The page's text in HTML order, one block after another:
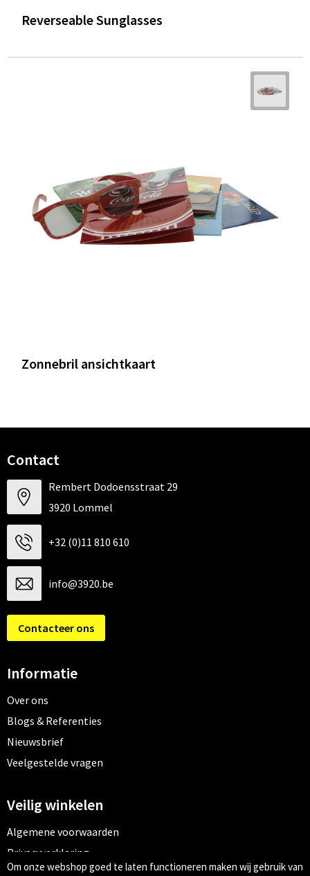
Reverseable Sunglasses
Zonnebril ansichtkaart
Contact
Rembert Dodoensstraat 29
3920 Lommel
+32 (0)11 810 610
info@3920.be
Contacteer ons
Informatie
Over ons
Blogs & Referenties
Nieuwsbrief
Veelgestelde vragen
Veilig winkelen
Algemene voorwaarden
Privacyverklaring
Om onze webshop goed te laten functioneren maken wij gebruik van